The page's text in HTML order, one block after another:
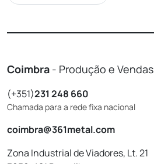
Coimbra - Produção e Vendas
(+351)231 248 660
Chamada para a rede fixa nacional
coimbra@361metal.com
Zona Industrial de Viadores, Lt. 21